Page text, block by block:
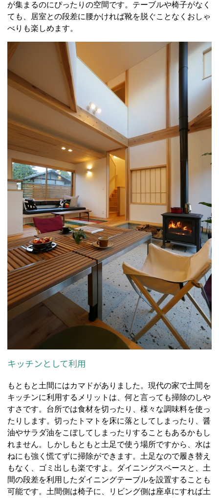
が集まるのにぴったりの空間です。テーブルや椅子がなく
ても、居室との段差に腰かければ靴を脱ぐことなくおしゃ
べりも楽しめます。
キッチンとして利用
もともと土間にはカマドがありました。現代の家で土間を
キッチンに利用するメリットは、何と言っても掃除のしや
すさです。台所では食材を切ったり、様々な調味料を使っ
たりします。切ったトマトを床に落としてしまったり、醤
油やサラダ油をこぼしてしまったりすることもあるかもし
れません。しかしもともと土足で使う場所ですから、水は
ねにも強く慌てずに掃除ができます。土足なので履き替え
もなく、ゴミ出しも楽ですよ。ダイニングスペースと、土
間の段差を利用したダイニングテーブルを設置することも
可能です。土間側は椅子に、リビング側は座卓にすれば土